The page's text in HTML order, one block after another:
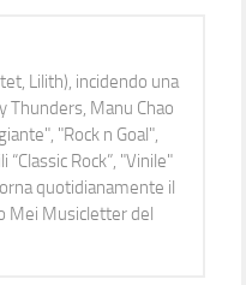
Lilith), incidendo una
Thunders, Manu Chao
"Rock n Goal",
Rock”, "Vinile"
quotidianamente il
Mei Musicletter del